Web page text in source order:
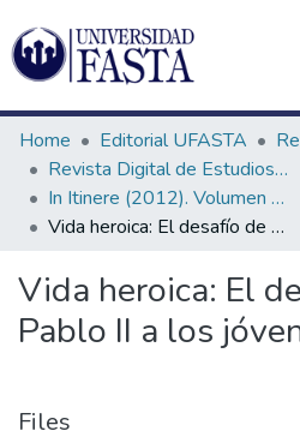
&
Collections
All of DSpace
Statistics
Log
Home Editorial UFASTA
Revista Digital de Estudios Humanísticos In Itinere
In Itinere (2012). Volumen 2, número 1
Vida heroica: El desafío de Juan Pablo II a los jóvenes
Vida heroica: El
Pablo II a los
Files